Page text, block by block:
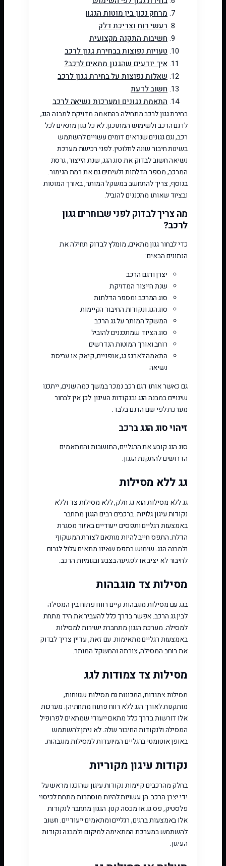
מרחק נכון בין מוטות הגגון
רעשי רוח וצריכת דלק
חשיבות התקנה מקצועית
טעויות נפוצות בבחירת גגון לרכב
איך יודעים שהגגון מתאים לרכב?
שאלות נפוצות על בחירת גגון לרכב
חשוב לדעת
התאמת גגונים ומערכות נשיאה לרכב
בחירת גגון לרכב מתחילה בהתאמה מדויקת למבנה הגג,
לדגם הרכב ולשימוש המתוכנן. לא כל גגון מתאים לכל
רכב, וגם גגונים שנראים דומים עשויים להשתמש
בשיטת חיבור שונה לחלוטין. לפני רכישת מערכת
נשיאה חשוב לבדוק את סוג הגג, שנת הייצור, גרסת
המרכב, מספר הדלתות ולעיתים גם את רמת הגימור.
בנוסף, צריך להתחשב במשקל המותר, באורך המוטות
ובציוד שאותו מתכננים להוביל.
מה צריך לבדוק לפני שבוחרים גגון
לרכב?
כדי לבחור גגון מתאים, מומלץ לבדוק תחילה את
הנתונים הבאים:
יצרן ודגם הרכב
שנת הייצור המדויקת
סוג המרכב ומספר הדלתות
סוג הגג ונקודות החיבור הקיימות
המשקל המותר על גג הרכב
סוג הציוד שמתכננים להוביל
רוחב ואורך המוטות הנדרשים
התאמה לארגז גג, אופניים, קיאק או עריסת
נשיאה
גם כאשר אותו דגם רכב נמכר במשך כמה שנים, ייתכנו
שינויים במבנה הגג ובנקודות העיגון. לכן אין לבחור
מערכת לפי שם הדגם בלבד.
זיהוי סוג הגג ברכב
סוג הגג קובע את הרגליים, התושבות והמתאמים
הדרושים להתקנת הגגון.
גג ללא מסילות
גג ללא מסילות הוא גג חלק, ללא מסילות צד וללא
נקודות עיגון גלויות. ברכבים רבים הגגון מתחבר
באמצעות רגליים ותפסים ייעודיים באזור מסגרת
הדלת. התפס חייב להיות מותאם לצורת המשקוף
ולמבנה הגג. שימוש בתפס שאינו מתאים עלול לגרום
לחיבור לא יציב או לפגיעה בצבע ובגומיות הרכב.
מסילות צד מוגבהות
בגג עם מסילות מוגבהות קיים רווח פתוח בין המסילה
לבין גג הרכב. אפשר בדרך כלל להעביר את היד מתחת
למסילה. מערכת הגגון מתחברת ישירות למסילות
באמצעות רגליים מתאימות. עם זאת, עדיין צריך לבדוק
את רוחב המסילה, צורתה והמשקל המותר.
מסילות צד צמודות לגג
מסילות צמודות, המכונות גם מסילות שטוחות,
מותקנות לאורך הגג ללא רווח פתוח מתחתיהן. מערכות
אלו דורשות בדרך כלל מתאם ייעודי שמתאים לפרופיל
המסילה ולנקודות החיבור שלה. לא ניתן להשתמש
באופן אוטומטי ברגליים המיועדות למסילות מוגבהות.
נקודות עיגון מקוריות
בחלק מהרכבים קיימות נקודות עיגון שהוכנו מראש על
ידי יצרן הרכב. הן עשויות להיות מוסתרות מתחת לכיסוי
פלסטיק, פס גג או מכסה קטן. הגגון מתחבר לנקודות
אלו באמצעות ברגים, רגליים ומתאמים ייעודיים. חשוב
להשתמש במערכת המתאימה למיקום ולמבנה נקודות
העיגון.